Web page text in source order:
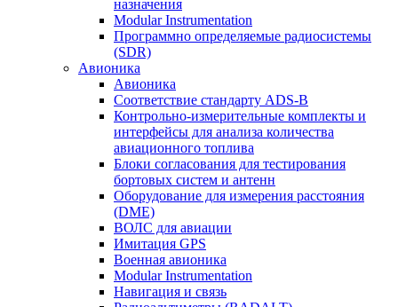
назначения
Modular Instrumentation
Программно определяемые радиосистемы
(SDR)
Авионика
Авионика
Соответствие стандарту ADS-B
Контрольно-измерительные комплекты и
интерфейсы для анализа количества
авиационного топлива
Блоки согласования для тестирования
бортовых систем и антенн
Оборудование для измерения расстояния
(DME)
ВОЛС для авиации
Имитация GPS
Военная авионика
Modular Instrumentation
Навигация и связь